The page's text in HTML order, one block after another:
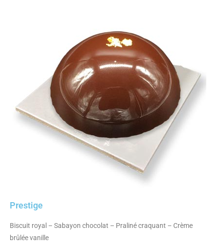
Prestige
Biscuit royal – Sabayon chocolat – Praliné craquant – Crème
brûlée vanille